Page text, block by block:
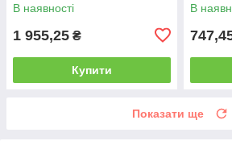
В наявності
1 955,25 ₴
Купити
В
Показати ще